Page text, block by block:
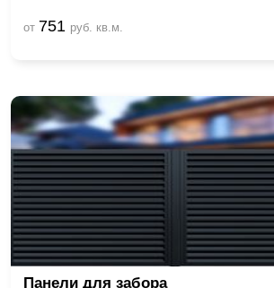
от 751 руб. кв.м.
Панели для забора